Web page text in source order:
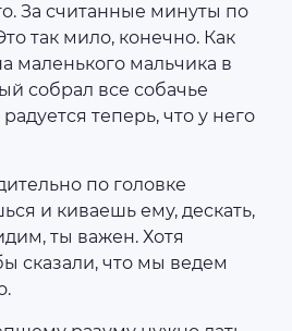
За считанные минуты по
так мило, конечно. Как
маленького мальчика в
собрал все собачье
теперь, что у него
по головке
и киваешь ему, дескать,
ты важен. Хотя
сказали, что мы ведем